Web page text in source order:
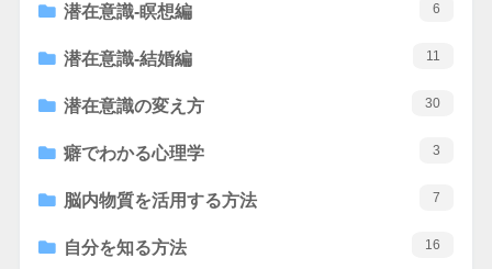
潜在意識-瞑想編 6
潜在意識-結婚編 11
潜在意識の変え方 30
癖でわかる心理学 3
脳内物質を活用する方法 7
自分を知る方法 16